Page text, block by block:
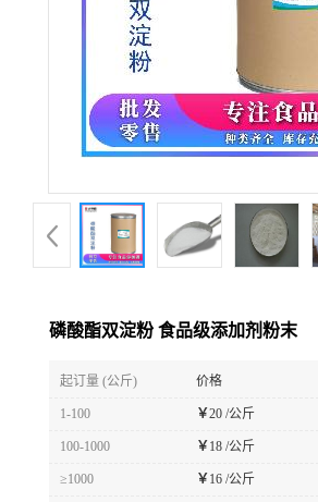
磷酸酯双淀粉 食品级添加剂粉末
起订量 (公斤) 价格
1-100 ￥20 /公斤
100-1000 ￥18 /公斤
≥1000 ￥16 /公斤